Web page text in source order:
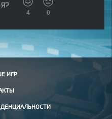
4 0
ИГР